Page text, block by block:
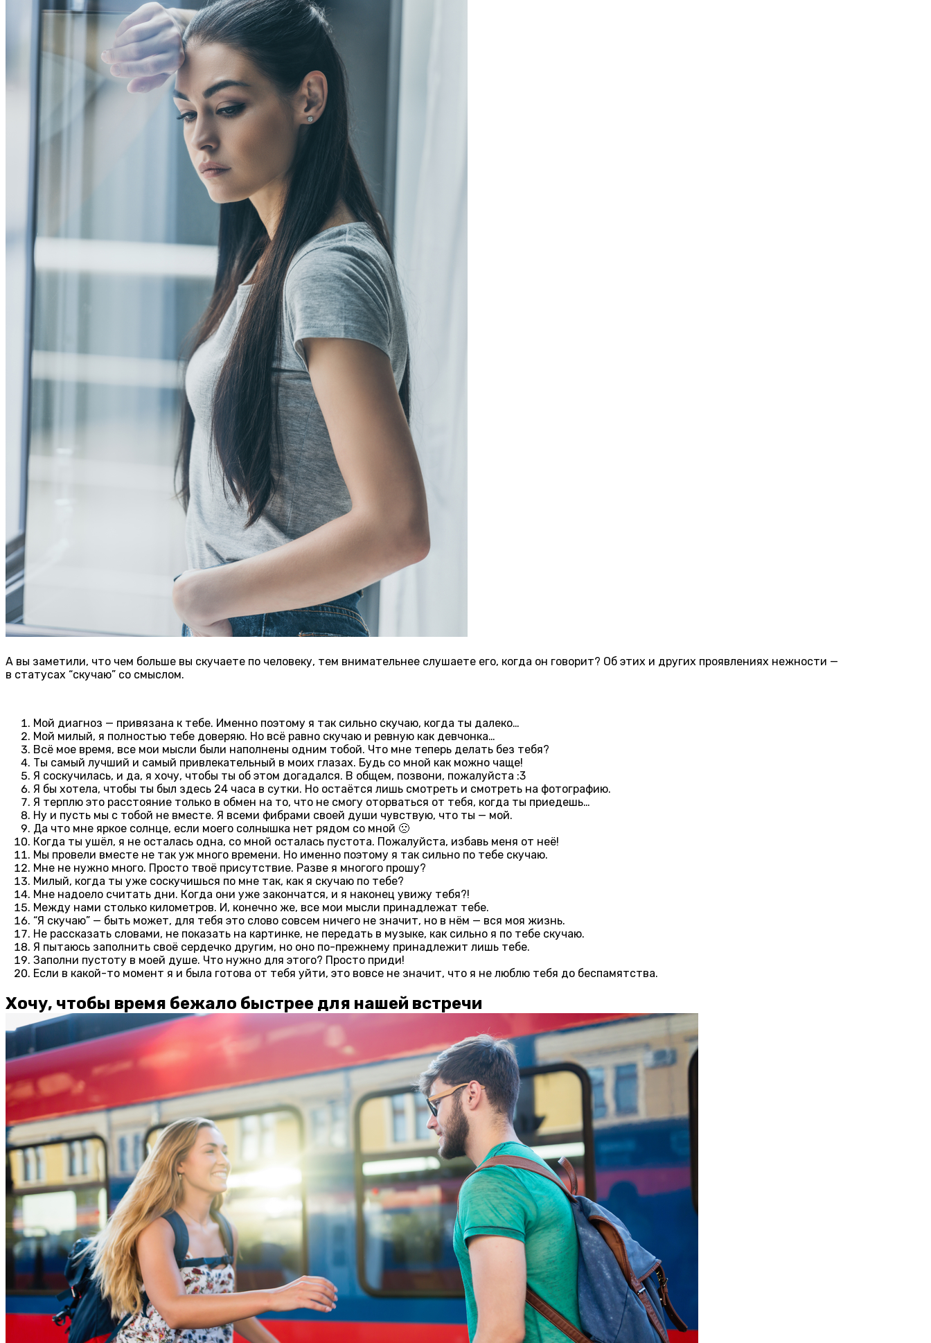
А вы заметили, что чем больше вы скучаете по человеку, тем внимательнее слушаете его, когда он говорит? Об этих и других проявлениях нежности —
в статусах “скучаю” со смыслом.
Мой диагноз — привязана к тебе. Именно поэтому я так сильно скучаю, когда ты далеко…
Мой милый, я полностью тебе доверяю. Но всё равно скучаю и ревную как девчонка…
Всё мое время, все мои мысли были наполнены одним тобой. Что мне теперь делать без тебя?
Ты самый лучший и самый привлекательный в моих глазах. Будь со мной как можно чаще!
Я соскучилась, и да, я хочу, чтобы ты об этом догадался. В общем, позвони, пожалуйста :3
Я бы хотела, чтобы ты был здесь 24 часа в сутки. Но остаётся лишь смотреть и смотреть на фотографию.
Я терплю это расстояние только в обмен на то, что не смогу оторваться от тебя, когда ты приедешь…
Ну и пусть мы с тобой не вместе. Я всеми фибрами своей души чувствую, что ты — мой.
Да что мне яркое солнце, если моего солнышка нет рядом со мной 🙁
Когда ты ушёл, я не осталась одна, со мной осталась пустота. Пожалуйста, избавь меня от неё!
Мы провели вместе не так уж много времени. Но именно поэтому я так сильно по тебе скучаю.
Мне не нужно много. Просто твоё присутствие. Разве я многого прошу?
Милый, когда ты уже соскучишься по мне так, как я скучаю по тебе?
Мне надоело считать дни. Когда они уже закончатся, и я наконец увижу тебя?!
Между нами столько километров. И, конечно же, все мои мысли принадлежат тебе.
“Я скучаю” — быть может, для тебя это слово совсем ничего не значит, но в нём — вся моя жизнь.
Не рассказать словами, не показать на картинке, не передать в музыке, как сильно я по тебе скучаю.
Я пытаюсь заполнить своё сердечко другим, но оно по-прежнему принадлежит лишь тебе.
Заполни пустоту в моей душе. Что нужно для этого? Просто приди!
Если в какой-то момент я и была готова от тебя уйти, это вовсе не значит, что я не люблю тебя до беспамятства.
Хочу, чтобы время бежало быстрее для нашей встречи